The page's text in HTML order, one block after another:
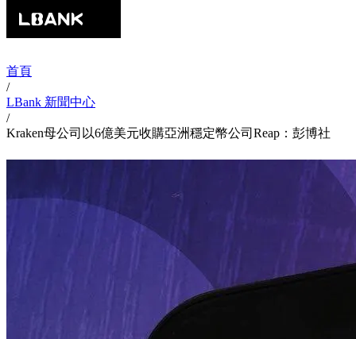
首頁
/
LBank 新聞中心
/
Kraken母公司以6億美元收購亞洲穩定幣公司Reap：彭博社